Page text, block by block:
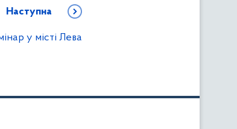
Наступна
у місті Лева